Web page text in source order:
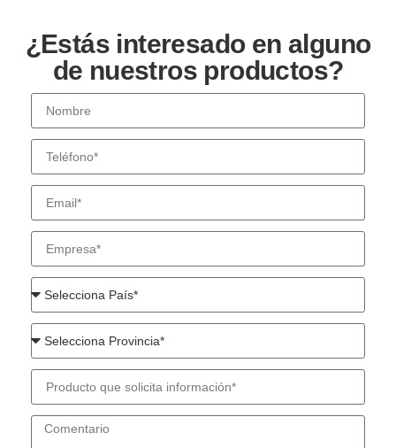
¿Estás interesado en alguno
de nuestros productos?